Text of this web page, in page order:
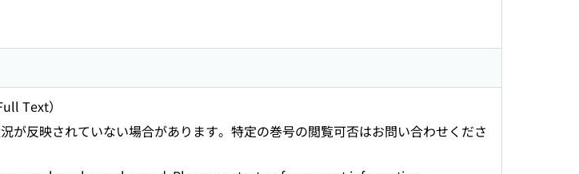
Text）
が反映されていない場合があります。特定の巻号の閲覧可否はお問い合わせくださ